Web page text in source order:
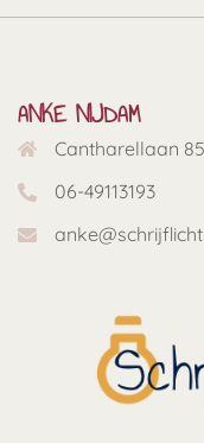
ANKE NIJDAM
Cantharellaan 85
06-49113193